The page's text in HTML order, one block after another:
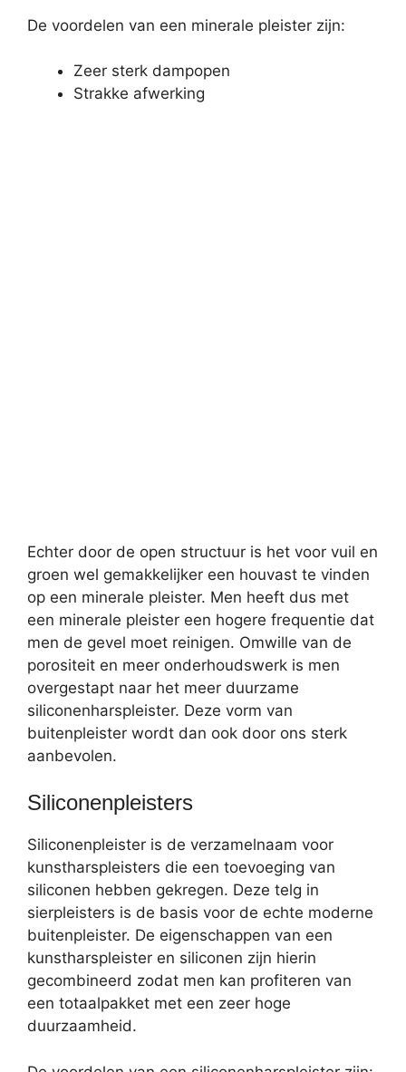
De voordelen van een minerale pleister zijn:
Zeer sterk dampopen
Strakke afwerking
Echter door de open structuur is het voor vuil en
groen wel gemakkelijker een houvast te vinden
op een minerale pleister. Men heeft dus met
een minerale pleister een hogere frequentie dat
men de gevel moet reinigen. Omwille van de
porositeit en meer onderhoudswerk is men
overgestapt naar het meer duurzame
siliconenharspleister. Deze vorm van
buitenpleister wordt dan ook door ons sterk
aanbevolen.
Siliconenpleisters
Siliconenpleister is de verzamelnaam voor
kunstharspleisters die een toevoeging van
siliconen hebben gekregen. Deze telg in
sierpleisters is de basis voor de echte moderne
buitenpleister. De eigenschappen van een
kunstharspleister en siliconen zijn hierin
gecombineerd zodat men kan profiteren van
een totaalpakket met een zeer hoge
duurzaamheid.